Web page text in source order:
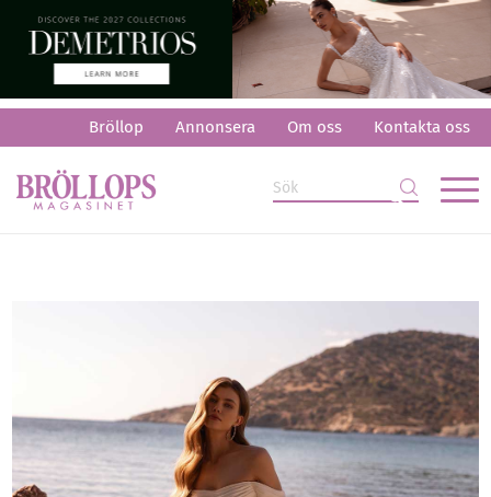
Bröllop Annonsera Om oss Kontakta oss